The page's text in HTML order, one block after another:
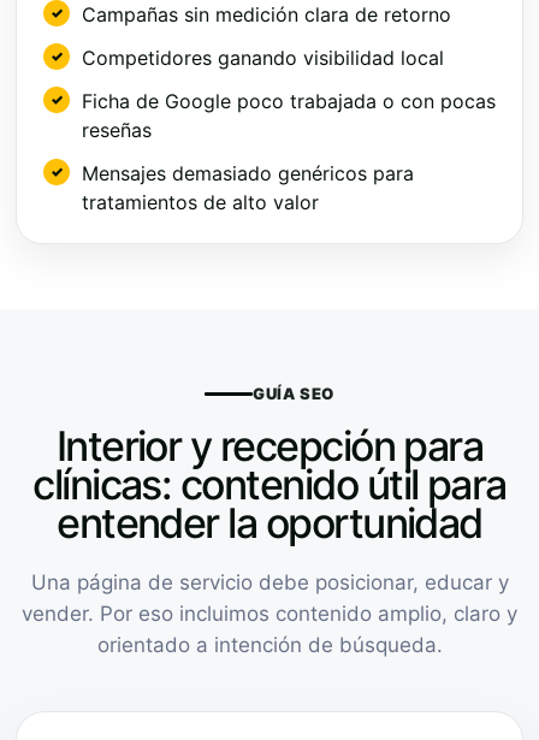
Campañas sin medición clara de retorno
Competidores ganando visibilidad local
Ficha de Google poco trabajada o con pocas
reseñas
Mensajes demasiado genéricos para
tratamientos de alto valor
GUÍA SEO
Interior y recepción para
clínicas: contenido útil para
entender la oportunidad
Una página de servicio debe posicionar, educar y
vender. Por eso incluimos contenido amplio, claro y
orientado a intención de búsqueda.